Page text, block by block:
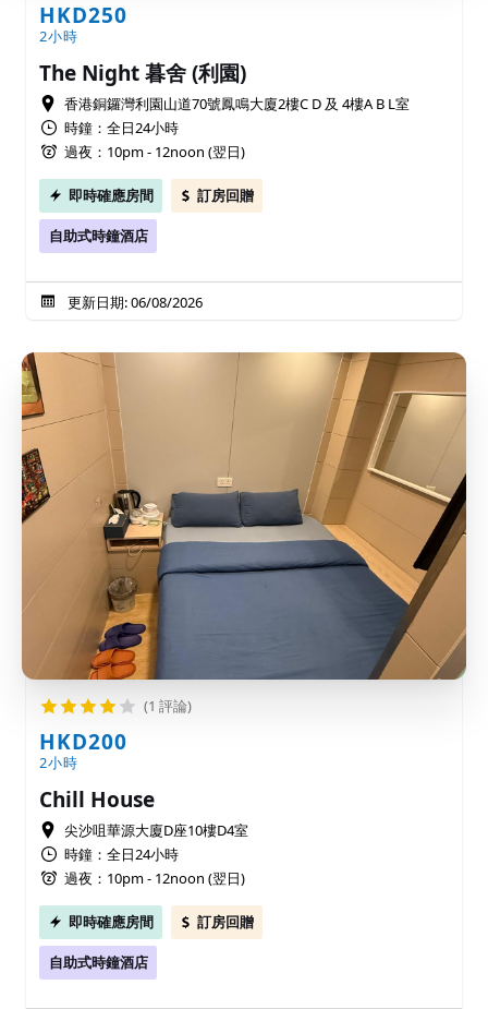
HKD250
2小時
The Night 暮舍 (利園)
香港銅鑼灣利園山道70號鳳鳴大廈2樓C D 及 4樓A B L室
時鐘：全日24小時
過夜：10pm - 12noon (翌日)
即時確應房間 訂房回贈
自助式時鐘酒店
更新日期: 06/08/2026
(1 評論)
HKD200
2小時
Chill House
尖沙咀華源大廈D座10樓D4室
時鐘：全日24小時
過夜：10pm - 12noon (翌日)
即時確應房間 訂房回贈
自助式時鐘酒店